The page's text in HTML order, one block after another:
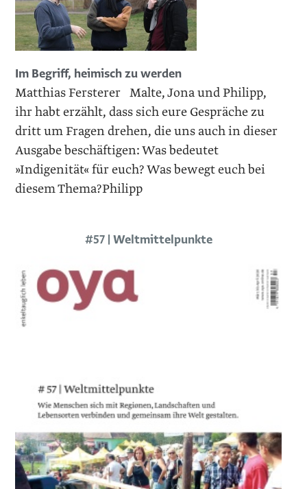
Im Begriff, heimisch zu werden
Matthias Fersterer Malte, Jona und Philipp,
ihr habt erzählt, dass sich eure Gespräche zu
dritt um Fragen drehen, die uns auch in dieser
Ausgabe beschäftigen: Was bedeutet
»Indigenität« für euch? Was bewegt euch bei
diesem Thema?Philipp
#57 | Weltmittelpunkte